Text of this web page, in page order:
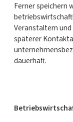
Ferner speichern
Veranstaltern
späterer
dauerhaft.